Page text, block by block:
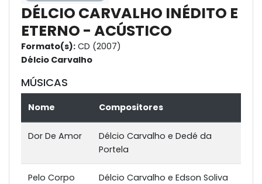
DÉLCIO CARVALHO INÉDITO E
ETERNO - ACÚSTICO
Formato(s): CD (2007)
Délcio Carvalho
MÚSICAS
Nome Compositores
Dor De Amor
Délcio Carvalho e Dedé da
Portela
Pelo Corpo
Délcio Carvalho e Edson Soliva